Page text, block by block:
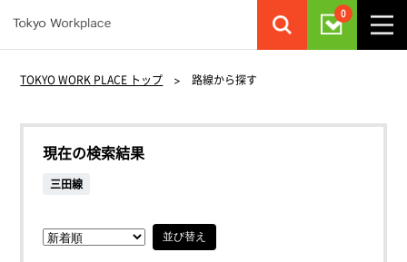
0
TOKYO WORK PLACE トップ >路線から探す
現在の検索結果
三田線
並び替え